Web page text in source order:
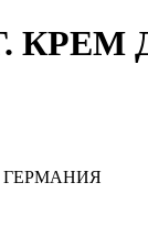
ГЕРМАНИЯ